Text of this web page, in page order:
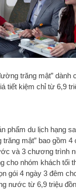
trăng mật” dành
tiết kiệm chỉ từ 6,9
phẩm du lịch hạng
trăng mật” bao gồm
và 3 chương trình
cho nhóm khách tối
gói 4 ngày 3 đêm
nước từ 6,9 triệu